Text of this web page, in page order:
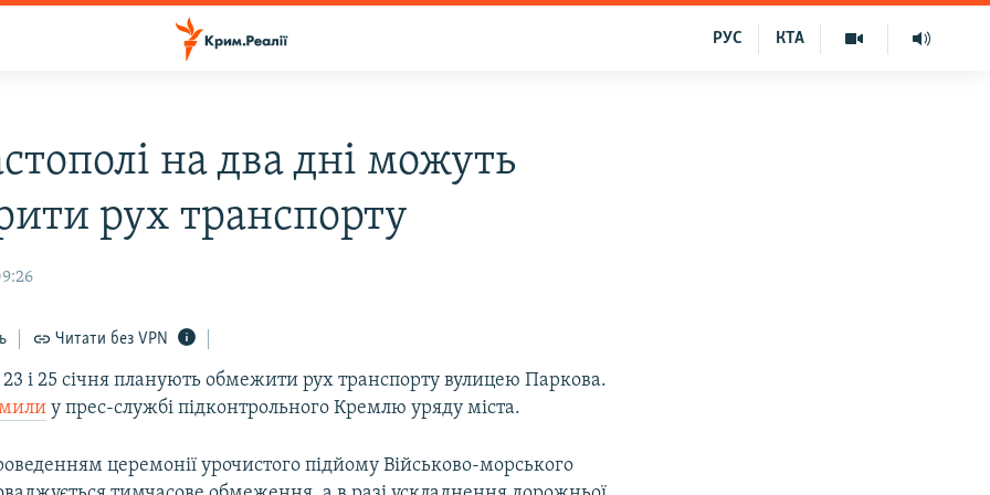
КТА
РУС
на два дні можуть
рух транспорту
Читати без VPN
23 і 25 січня планують обмежити рух транспорту вулицею Паркова.
у прес-службі підконтрольного Кремлю уряду міста.
церемонії урочистого підйому Військово-морського